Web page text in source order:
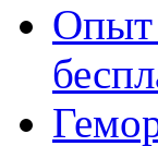
Опыт